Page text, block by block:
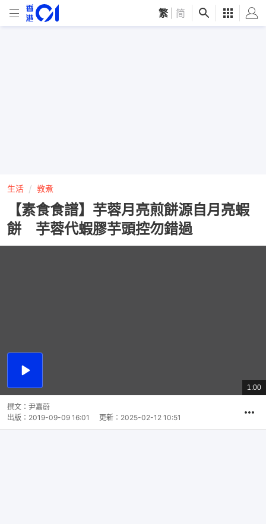
繁 简
生活 教煮
【素食食譜】芋蓉月亮煎餅源自月亮蝦
餅 芋蓉代蝦膠芋頭控勿錯過
播
總
共
1:00
撰文： 尹嘉蔚
出版： 2019-09-09 16:01 更新： 2025-02-12 10:51